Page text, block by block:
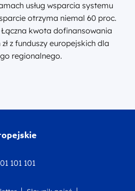
usług wsparcia systemu
otrzyma niemal 60 proc.
Łączna kwota dofinansowania
z funduszy europejskich dla
regionalnego.
101 101